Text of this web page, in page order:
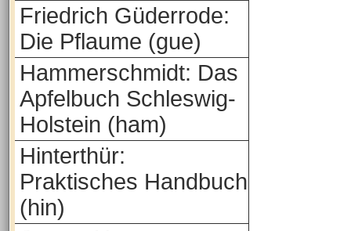
Friedrich Güderrode:
Die Pflaume (gue)
Hammerschmidt: Das
Apfelbuch Schleswig-
Holstein (ham)
Hinterthür:
Praktisches Handbuch
(hin)